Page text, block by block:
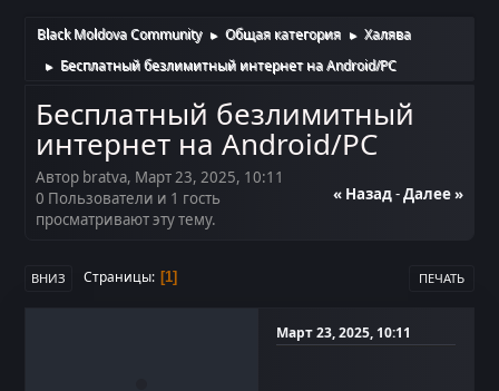
Black Moldova Community ► Общая категория ► Халява
► Бесплатный безлимитный интернет на Android/PC
Бесплатный безлимитный
интернет на Android/PC
Автор bratva, Март 23, 2025, 10:11
« Назад-Далее »
0 Пользователи и 1 гость
просматривают эту тему.
ПЕЧАТЬ
ВНИЗ Страницы 1
Март 23, 2025, 10:11